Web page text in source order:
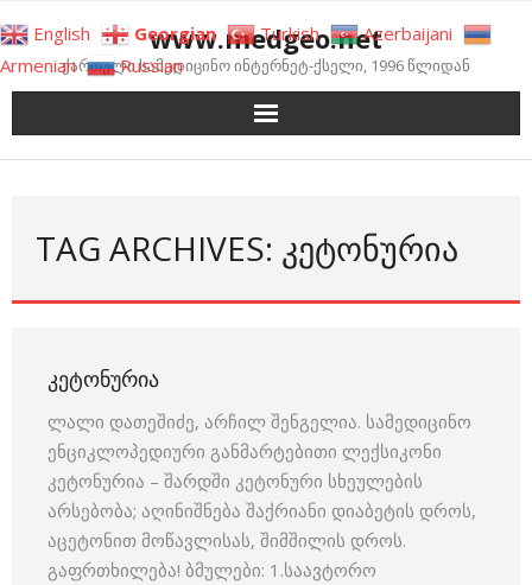
to
content
www.medgeo.net
ქართული სამედიცინო ინტერნეტ-ქსელი, 1996 წლიდან
TAG ARCHIVES: ᲙᲔᲢᲝᲜᲣᲠᲘᲐ
ᲙᲔᲢᲝᲜᲣᲠᲘᲐ
ლალი დათეშიძე, არჩილ შენგელია. სამედიცინო
ენციკლოპედიური განმარტებითი ლექსიკონი
კეტონურია – შარდში კეტონური სხეულების
არსებობა; აღინიშნება შაქრიანი დიაბეტის დროს,
აცეტონით მოწავლისას, შიმშილის დროს.
გაფრთხილება! ბმულები: 1.საავტორო
English Georgian Turkish
Azerbaijani
Armenian
Russian